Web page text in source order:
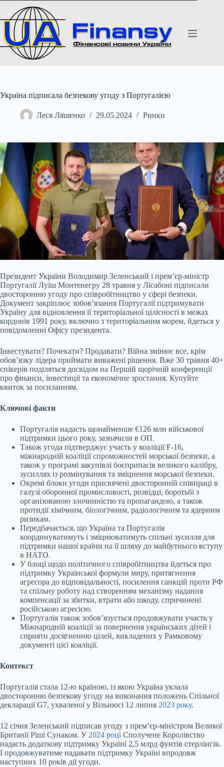
вмісту
Україна підписала безпекову угоду з Португалією
Леся Ляшенко 29.05.2024 Ринки
Президент України Володимир Зеленський і прем’єр-міністр
Португалії Луїш Монтенегру 28 травня у Лісабоні підписали
двосторонню угоду про співробітництво у сфері безпеки.
Документ закріплює зобовʼязання Португалії підтримувати
Україну для відновлення її територіальної цілісності в межах
кордонів 1991 року, включно з територіальним морем, йдеться у
повідомленні Офісу президента.
Інвестувати? Почекати? Продавати? Війна змінює все, крім
обов’язку лідера приймати виважені рішення. Вже 30 травня 40+
спікерів поділяться досвідом на Першій щорічній конференції
про фінанси, інвестиції та економічне зростання. Купуйте
квиток за посиланням.
Ключові факти
Португалія надасть щонайменше €126 млн військової
підтримки цього року, зазначили в ОП.
Також угода підтверджує участь у коаліції F-16,
міжнародній коаліції спроможностей морської безпеки, а
також у програмі закупівлі боєприпасів великого калібру,
зусиллях із розмінування та зміцнення морської безпеки.
Окремі блоки угоди присвячені двосторонній співпраці в
галузі оборонної промисловості, розвідці, боротьбі з
організованою злочинністю та пропагандою, а також
протидії хімічним, біологічним, радіологічним та ядерним
ризикам.
Передбачається, що Україна та Португалія
координуватимуть і зміцнюватимуть спільні зусилля для
підтримки нашої країни на її шляху до майбутнього вступу
в НАТО.
У блоці щодо політичного співробітництва йдеться про
підтримку Української формули миру, притягнення
агресора до відповідальності, посилення санкцій проти РФ
та спільну роботу над створенням механізму надання
компенсації за збитки, втрати або шкоду, спричинені
російською агресією.
Португалія також зобов’язується продовжувати участь у
Міжнародній коаліції за повернення українських дітей і
сприяти досягненню цілей, викладених у Рамковому
документі цієї коаліції.
Контекст
Португалія стала 12-ю країною, із якою Україна уклала
двосторонню безпекову угоду на виконання положень Спільної
декларації G7, ухваленої у Вільнюсі 12 липня 2023 року.
12 січня Зеленський підписав угоду з премʼєр-міністром Великої
Британії Ріші Сунаком. У 2024 році Сполучене Королівство
надасть додаткову підтримку Україні 2,5 млрд фунтів стерлінгів.
І продовжуватиме надавати підтримку Україні впродовж
наступних 10 років дії угоди.